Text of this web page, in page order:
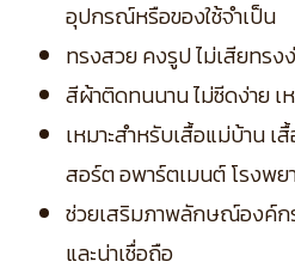
อุปกรณ์หรือของใช้จำเป็น
ทรงสวย คงรูป ไม่เสียทร
สีผ้าติดทนนาน ไม่ซีดง่าย เห
เหมาะสำหรับเสื้อแม่บ้าน เ
สอร์ต อพาร์ตเมนต์ โรงพย
ช่วยเสริมภาพลักษณ์องค์ก
และน่าเชื่อถือ